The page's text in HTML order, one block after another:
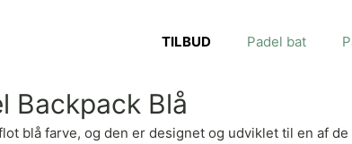
TILBUD Padel bat
Backpack Blå
blå farve, og den er designet og udviklet til en af